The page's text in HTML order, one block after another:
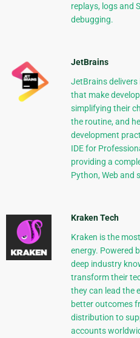
replays, logs and
debugging.
JetBrains
JetBrains
that make
simplifying their
the routine, and
development
IDE for
providing a
Python, Web and
Kraken Tech
Kraken is the
energy. Powered
deep industry
transform their
they can lead the
better outcomes
distribution to
accounts